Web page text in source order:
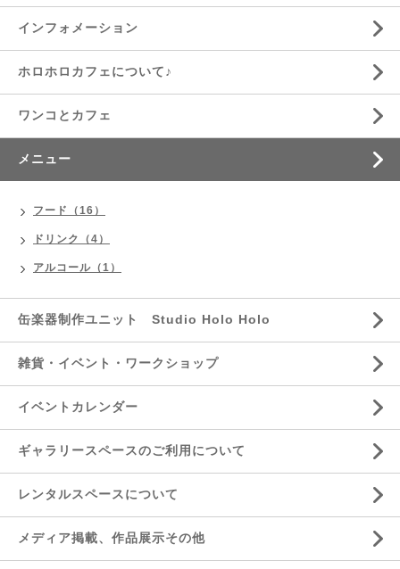
インフォメーション
ホロホロカフェについて♪
ワンコとカフェ
メニュー
フード（16）
ドリンク（4）
アルコール（1）
缶楽器制作ユニット Studio Holo Holo
雑貨・イベント・ワークショップ
イベントカレンダー
ギャラリースペースのご利用について
レンタルスペースについて
メディア掲載、作品展示その他